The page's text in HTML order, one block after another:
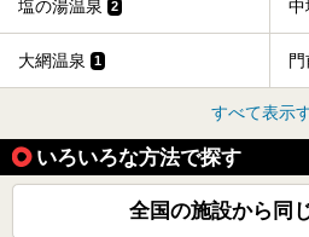
塩の湯温泉 2 中
大網温泉 1
すべて表示
いろいろな方法で探す
全国の施設から同